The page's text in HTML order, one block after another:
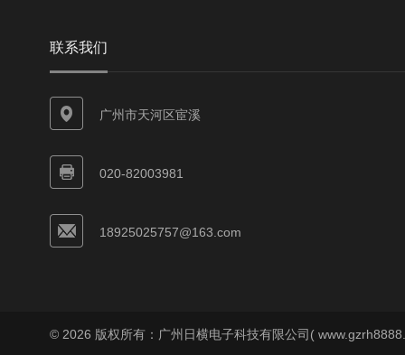
联系我们
广州市天河区宦溪
020-82003981
18925025757@163.com
© 2026 版权所有：广州日横电子科技有限公司(